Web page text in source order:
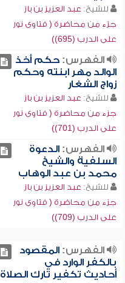
للشيخ: عبد العزيز بن باز
جزء من محاضرة ( فتاوى نور
على الدرب (695))
الفهرس:حكم أخذ
الوالد مهر ابنته وحكم
زواج الشغار
للشيخ: عبد العزيز بن باز
جزء من محاضرة ( فتاوى نور
على الدرب (701))
الفهرس:الدعوة
السلفية والشيخ
محمد بن عبد الوهاب
للشيخ: عبد العزيز بن باز
جزء من محاضرة ( فتاوى نور
على الدرب (709))
الفهرس:المقصود
بالكفر الوارد في
أحاديث تكفير تارك الصلاة